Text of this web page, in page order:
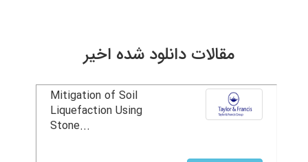
مقالات دانلود شده اخیر
Mitigation of Soil
Liquefaction Using
Stone...